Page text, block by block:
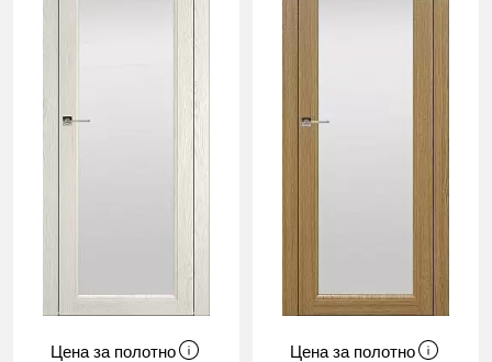
Цена за полотно Цена за полотно